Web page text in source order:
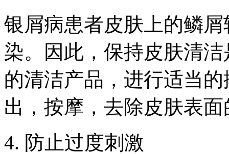
银屑病患者皮肤上的鳞
染。因此，保持皮肤清
的清洁产品，进行适当的
出，按摩，去除皮肤表
4. 防止过度刺激